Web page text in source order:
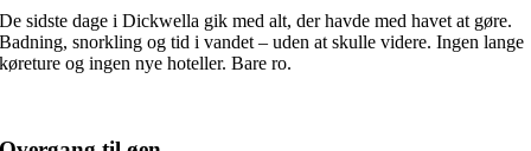
De sidste dage i Dickwella gik med alt, der havde med havet at gøre.
Badning, snorkling og tid i vandet – uden at skulle videre. Ingen lange
køreture og ingen nye hoteller. Bare ro.